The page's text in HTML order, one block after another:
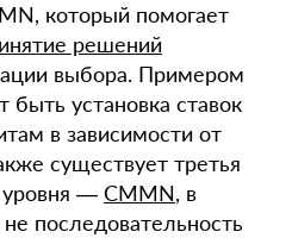
который помогает
решений
выбора. Примером
установка ставок
в зависимости от
существует третья
уровня — CMMN, в
последовательность